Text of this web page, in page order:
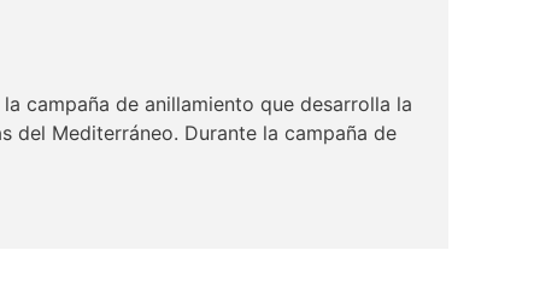
campaña de anillamiento que desarrolla la
del Mediterráneo. Durante la campaña de